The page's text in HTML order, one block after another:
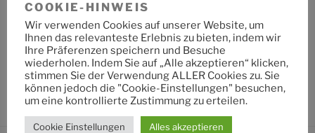
Suche
nach:
COOKIE-HINWEIS
Wir verwenden Cookies auf unserer Website, um
Ihnen das relevanteste Erlebnis zu bieten, indem wir
Ihre Präferenzen speichern und Besuche
wiederholen. Indem Sie auf „Alle akzeptieren“ klicken,
stimmen Sie der Verwendung ALLER Cookies zu. Sie
können jedoch die "Cookie-Einstellungen" besuchen,
um eine kontrollierte Zustimmung zu erteilen.
Cookie Einstellungen Alles akzeptieren